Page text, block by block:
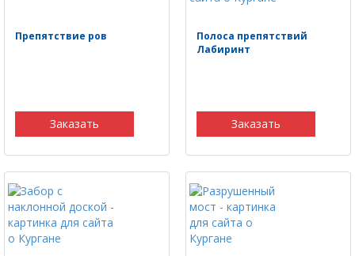
Препятствие ров
Заказать
Полоса препятствий
Лабиринт
Заказать